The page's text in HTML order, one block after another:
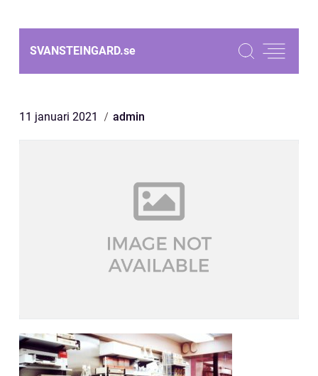
SVANSTEINGARD.se
11 januari 2021 admin